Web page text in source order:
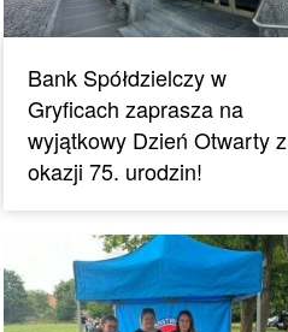
Bank Spółdzielczy w
Gryficach zaprasza na
wyjątkowy Dzień Otwarty z
okazji 75. urodzin!